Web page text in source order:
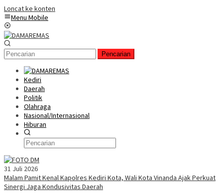
Loncat ke konten
Menu Mobile
Pencarian
Kediri
Daerah
Politik
Olahraga
Nasional/Internasional
Hiburan
31 Juli 2026
Malam Pamit Kenal Kapolres Kediri Kota, Wali Kota Vinanda Ajak Perkuat
Sinergi Jaga Kondusivitas Daerah